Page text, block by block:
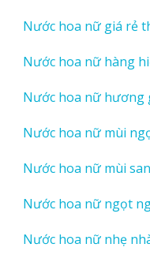
Nước hoa nữ giá rẻ
Nước hoa nữ hàng
Nước hoa nữ hương
Nước hoa nữ mùi
Nước hoa nữ mùi
Nước hoa nữ ngọt
Nước hoa nữ nhẹ